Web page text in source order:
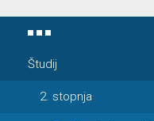
Študij
2. stopnja